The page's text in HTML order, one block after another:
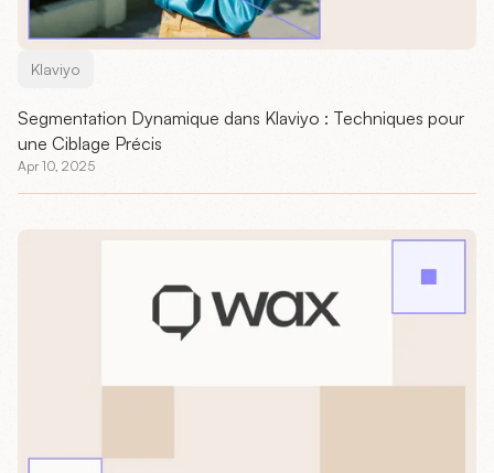
Klaviyo
Segmentation Dynamique dans Klaviyo : Techniques pour
une Ciblage Précis
Apr 10, 2025